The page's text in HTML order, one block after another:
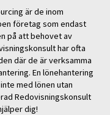
är de inom
företag som endast
på att behovet av
har ofta
där de är verksamma
En lönehantering
med lönen utan
Redovisningskonsult
dig!